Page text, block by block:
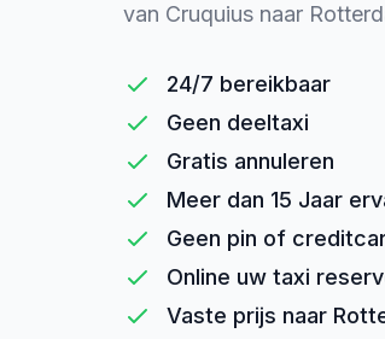
van Cruquius naar
24/7 bereikbaar
Geen deeltaxi
Gratis annuleren
Meer dan 15 Jaar
Geen pin of
Online uw taxi
Vaste prijs naar